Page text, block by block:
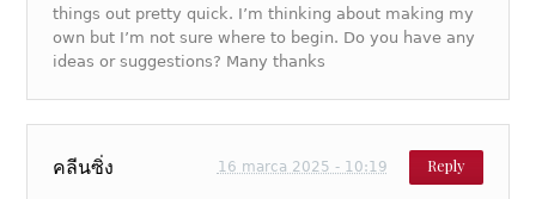
things out pretty quick. I’m thinking about making my
own but I’m not sure where to begin. Do you have any
ideas or suggestions? Many thanks
คลีนซิ่ง Reply
16 marca 2025 - 10:19